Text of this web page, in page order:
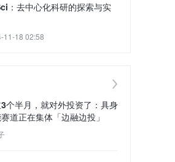
：去中心化科研的探索与实
11-18 02:58
个半月，就对外投资了：具身
道正在集体「边融边投」